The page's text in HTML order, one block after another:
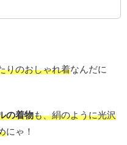
りのおしゃれ着なんだに
の着物も、絹のように光沢
にゃ！